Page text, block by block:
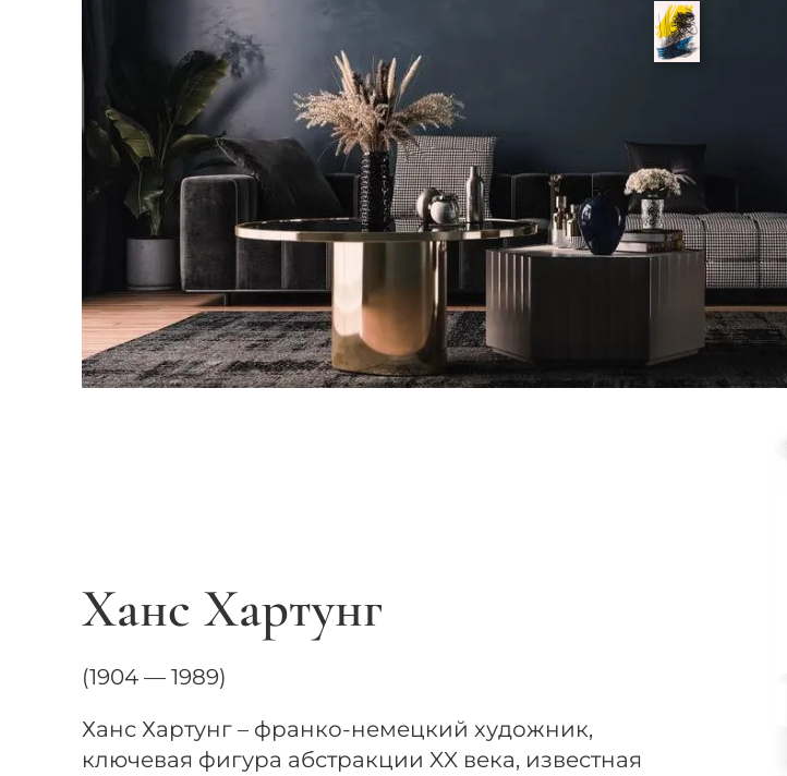
Ханс Хартунг
(1904 — 1989)
Ханс Хартунг – франко-немецкий художник,
ключевая фигура абстракции XX века, известная